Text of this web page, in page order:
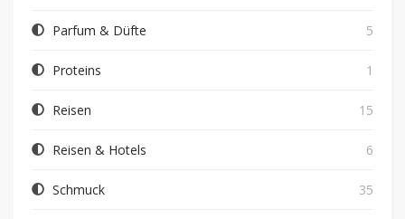
Parfum & Düfte 5
Proteins 1
Reisen 15
Reisen & Hotels 6
Schmuck 35